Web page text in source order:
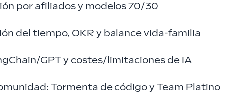
por afiliados y modelos 70/30
del tiempo, OKR y balance vida-familia
GPT y costes/limitaciones de IA
Tormenta de código y Team Platino